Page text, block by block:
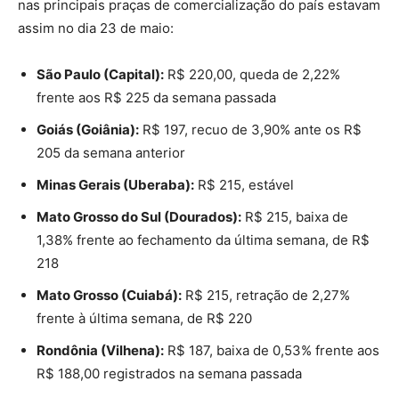
nas principais praças de comercialização do país estavam
assim no dia 23 de maio:
São Paulo (Capital): R$ 220,00, queda de 2,22%
frente aos R$ 225 da semana passada
Goiás (Goiânia): R$ 197, recuo de 3,90% ante os R$
205 da semana anterior
Minas Gerais (Uberaba): R$ 215, estável
Mato Grosso do Sul (Dourados): R$ 215, baixa de
1,38% frente ao fechamento da última semana, de R$
218
Mato Grosso (Cuiabá): R$ 215, retração de 2,27%
frente à última semana, de R$ 220
Rondônia (Vilhena): R$ 187, baixa de 0,53% frente aos
R$ 188,00 registrados na semana passada